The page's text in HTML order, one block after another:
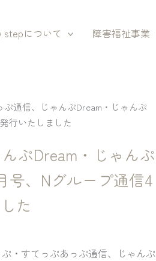
stepについて 障害福祉事業
通信、じゃんぷDream・じゃんぷ
行いたしました
ぷDream・じゃんぷ
号、Nグループ通信4
た
・すてっぷあっぷ通信、じゃんぷ